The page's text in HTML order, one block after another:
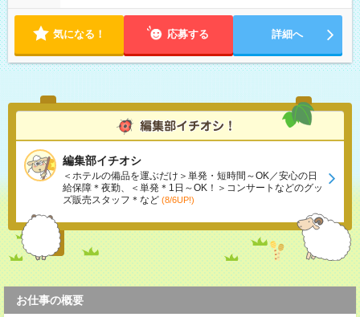
気になる！ 応募する 詳細へ
編集部イチオシ
＜ホテルの備品を運ぶだけ＞単発・短時間～OK／安心の日
給保障＊夜勤、＜単発＊1日～OK！＞コンサートなどのグッ
ズ販売スタッフ＊など (8/6UP!)
お仕事の概要